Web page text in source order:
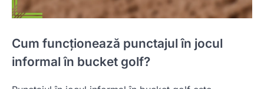
Cum funcționează punctajul în jocul
informal în bucket golf?